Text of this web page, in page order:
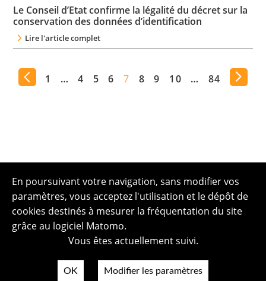
Le Conseil d’Etat confirme la légalité du décret sur la
conservation des données d’identification
Lire l'article complet
1 … 4 5 6 7 8 9 10 … 84
En poursuivant votre navigation, sans modifier vos
paramètres, vous acceptez l'utilisation et le dépôt de
cookies destinés à mesurer la fréquentation du site
grâce au logiciel Matomo.
Vous êtes actuellement suivi.
OK Modifier les paramètres